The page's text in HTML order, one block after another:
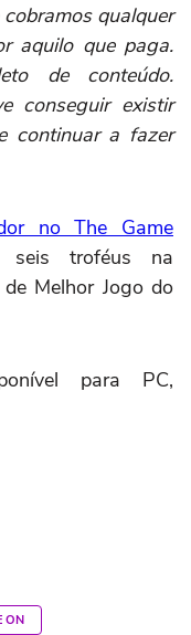
qualquer
aquilo que paga.
de conteúdo.
conseguir existir
continuar a fazer
no The Game
seis troféus na
Melhor Jogo do
para PC,
ON